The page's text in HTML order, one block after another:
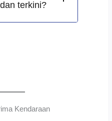
terkini?
Kendaraan